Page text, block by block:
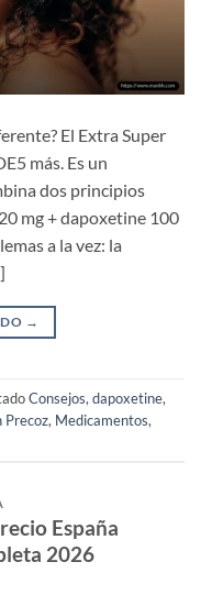
El Extra Super
más. Es un
dos principios
mg + dapoxetine 100
a la vez: la
→
Consejos, dapoxetine,
Precoz, Medicamentos,
España
2026